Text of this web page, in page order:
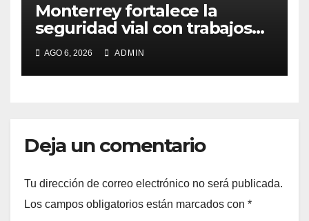
Monterrey fortalece la
seguridad vial con trabajos
de delimitación de carriles en
Paseo de los Leones
AGO 6, 2026 ADMIN
Deja un comentario
Tu dirección de correo electrónico no será publicada.
Los campos obligatorios están marcados con *